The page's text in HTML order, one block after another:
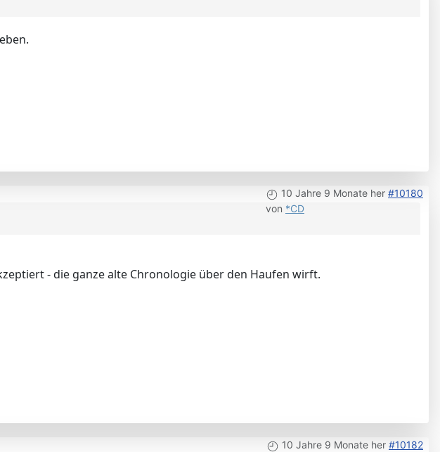
10 Jahre 9 Monate her #10180
von *CD
- die ganze alte Chronologie über den Haufen wirft.
10 Jahre 9 Monate her #10182